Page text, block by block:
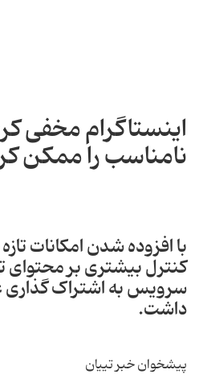
اینستاگرام
نامناسب را ممکن
با افزوده شدن امکانات
کنترل بیشتری بر محتوای
سرویس به اشتراک
داشت.
پیشخوان خبر تییان